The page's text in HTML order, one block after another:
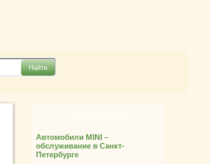
Автомобили MINI –
обслуживание в Санкт-
Петербурге